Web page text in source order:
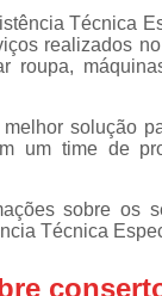
Instalação
máquinas
Instalações
lava e
de fogão
em freezer
Técnica
realizados
roupa,
solução
um time de
sobre os
Técnica